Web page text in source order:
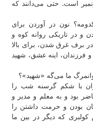
است. حتی می‌دانند که
نون در آوردن برای
و در تاریکی روانه کوه و
برف غرق شدن، برای بالا
اینه عشق، شهید
ما می‌گه «شهید»؟
با شکم گرسنه شب را
بود و به معلم و مدیر و
بودن و حرمت داشتن را
که دیگر در بین ما